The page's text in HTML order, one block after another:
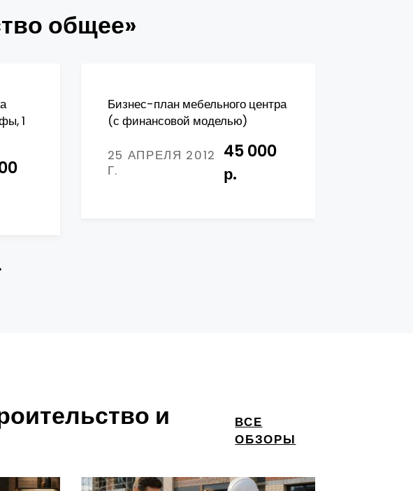
общее»
1
Бизнес-план мебельного центра
(с финансовой моделью)
25 АПРЕЛЯ 2012
Г.
45 000
р.
и
ВСЕ
ОБЗОРЫ